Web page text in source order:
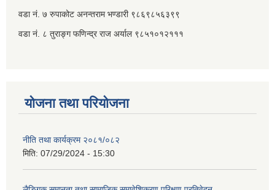
वडा नं. ७ ‌‍रुपाकोट अनन्तराम भण्डारी ९८६९८५६३९९
वडा नं. ८ तुराङ्ग फणिन्द्र राज अर्याल ९८५१०१२१११
योजना तथा परियोजना
नीति तथा कार्यक्रम २०८१/०८२
मिति: 07/29/2024 - 15:30